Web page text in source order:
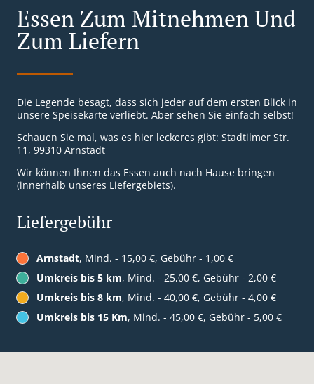
Essen Zum Mitnehmen Und
Zum Liefern
Die Legende besagt, dass sich jeder auf dem ersten Blick in
unsere Speisekarte verliebt. Aber sehen Sie einfach selbst!
Schauen Sie mal, was es hier leckeres gibt: Stadtilmer Str.
11, 99310 Arnstadt
Wir können Ihnen das Essen auch nach Hause bringen
(innerhalb unseres Liefergebiets).
Liefergebühr
Arnstadt, Mind. - 15,00 €, Gebühr - 1,00 €
Umkreis bis 5 km, Mind. - 25,00 €, Gebühr - 2,00 €
Umkreis bis 8 km, Mind. - 40,00 €, Gebühr - 4,00 €
Umkreis bis 15 Km, Mind. - 45,00 €, Gebühr - 5,00 €